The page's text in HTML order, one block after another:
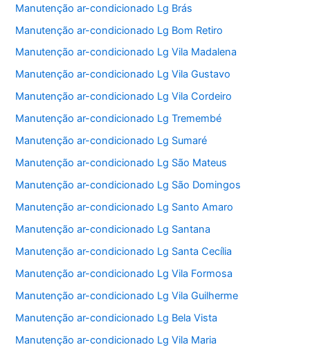
Manutenção ar-condicionado Lg Brás
Manutenção ar-condicionado Lg Bom Retiro
Manutenção ar-condicionado Lg Vila Madalena
Manutenção ar-condicionado Lg Vila Gustavo
Manutenção ar-condicionado Lg Vila Cordeiro
Manutenção ar-condicionado Lg Tremembé
Manutenção ar-condicionado Lg Sumaré
Manutenção ar-condicionado Lg São Mateus
Manutenção ar-condicionado Lg São Domingos
Manutenção ar-condicionado Lg Santo Amaro
Manutenção ar-condicionado Lg Santana
Manutenção ar-condicionado Lg Santa Cecília
Manutenção ar-condicionado Lg Vila Formosa
Manutenção ar-condicionado Lg Vila Guilherme
Manutenção ar-condicionado Lg Bela Vista
Manutenção ar-condicionado Lg Vila Maria